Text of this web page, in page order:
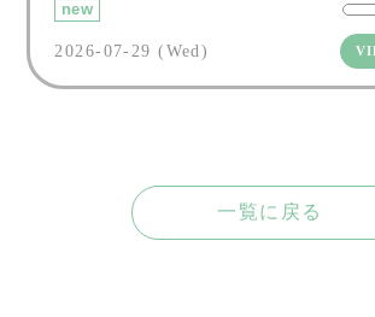
new
2026-07-29 (Wed)
一覧に戻る